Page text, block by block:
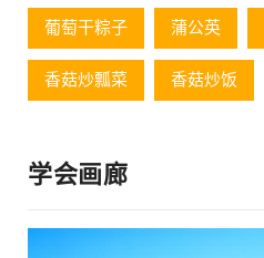
葡萄⼲粽⼦ 蒲公英
香菇炒瓢菜 香菇炒饭
学会画廊